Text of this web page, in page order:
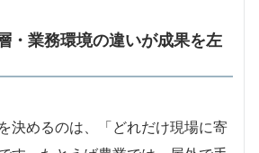
・業務環境の違いが成果を左
決めるのは、「どれだけ現場に寄